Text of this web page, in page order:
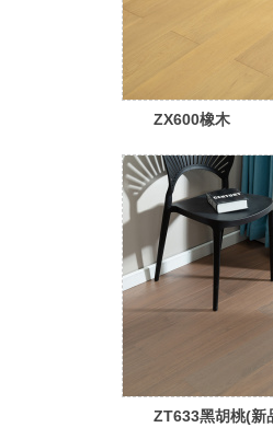
ZX600橡木
ZT633黑胡桃(新